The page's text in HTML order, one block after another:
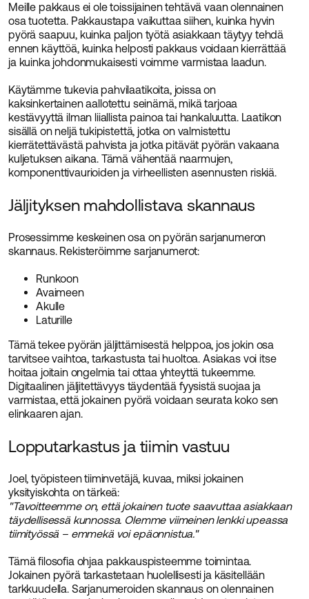
Meille pakkaus ei ole toissijainen tehtävä vaan olennainen
osa tuotetta. Pakkaustapa vaikuttaa siihen, kuinka hyvin
pyörä saapuu, kuinka paljon työtä asiakkaan täytyy tehdä
ennen käyttöä, kuinka helposti pakkaus voidaan kierrättää
ja kuinka johdonmukaisesti voimme varmistaa laadun.
Käytämme tukevia pahvilaatikoita, joissa on
kaksinkertainen aallotettu seinämä, mikä tarjoaa
kestävyyttä ilman liiallista painoa tai hankaluutta. Laatikon
sisällä on neljä tukipistettä, jotka on valmistettu
kierrätettävästä pahvista ja jotka pitävät pyörän vakaana
kuljetuksen aikana. Tämä vähentää naarmujen,
komponenttivaurioiden ja virheellisten asennusten riskiä.
Jäljityksen mahdollistava skannaus
Prosessimme keskeinen osa on pyörän sarjanumeron
skannaus. Rekisteröimme sarjanumerot:
Runkoon
Avaimeen
Akulle
Laturille
Tämä tekee pyörän jäljittämisestä helppoa, jos jokin osa
tarvitsee vaihtoa, tarkastusta tai huoltoa. Asiakas voi itse
hoitaa joitain ongelmia tai ottaa yhteyttä tukeemme.
Digitaalinen jäljitettävyys täydentää fyysistä suojaa ja
varmistaa, että jokainen pyörä voidaan seurata koko sen
elinkaaren ajan.
Lopputarkastus ja tiimin vastuu
Joel, työpisteen tiiminvetäjä, kuvaa, miksi jokainen
yksityiskohta on tärkeä:
"Tavoitteemme on, että jokainen tuote saavuttaa asiakkaan
täydellisessä kunnossa. Olemme viimeinen lenkki upeassa
tiimityössä – emmekä voi epäonnistua."
Tämä filosofia ohjaa pakkauspisteemme toimintaa.
Jokainen pyörä tarkastetaan huolellisesti ja käsitellään
tarkkuudella. Sarjanumeroiden skannaus on olennainen